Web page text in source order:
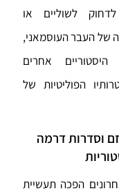
לשוליים או
של העבר העוסמאני,
היסטוריים אחרים
הפוליטיות של
וסדרות דרמה
הפכה תעשיית